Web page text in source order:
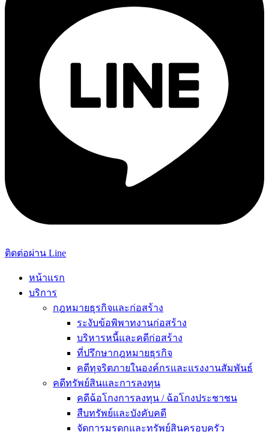
ติดต่อผ่าน Line
หน้าแรก
บริการ
กฎหมายธุรกิจและก่อสร้าง
ระงับข้อพิพาทงานก่อสร้าง
บริหารหนี้และคดีก่อสร้าง
ที่ปรึกษากฎหมายธุรกิจ
คดีทุจริตภายในองค์กรและแรงงานสัมพันธ์
คดีทรัพย์สินและการลงทุน
คดีฉ้อโกงการลงทุน / ฉ้อโกงประชาชน
สืบทรัพย์และบังคับคดี
จัดการมรดกและทรัพย์สินครอบครัว